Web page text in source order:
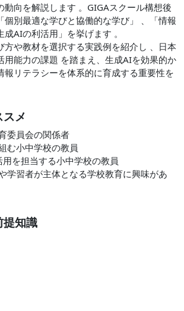
動向を解説します 。GIGAスクール構想後
個別最適な学びと協働的な学び」 、「情報
AIの利活用」を挙げます 。
方や教材を選択する実践例を紹介し 、日本
用能力の課題 を踏まえ、生成AIを効果的か
報リテラシーを体系的に育成する重要性を
メ
委員会の関係者
む小中学校の教員
用を担当する小中学校の教員
学習者が主体となる学校教育に興味があ
提知識